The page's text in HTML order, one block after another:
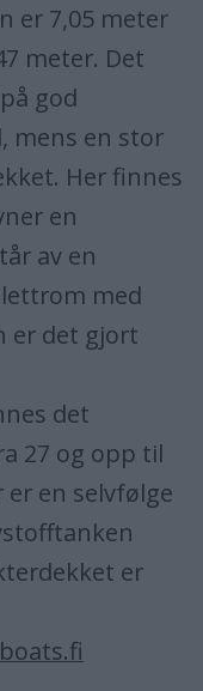
er 7,05 meter
meter. Det
god
mens en stor
Her finnes
en
av en
med
er det gjort
det
27 og opp til
en selvfølge
er